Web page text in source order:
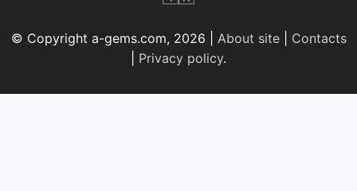
© Copyright a-gems.com, 2026 | About site| Contacts
Privacy policy.